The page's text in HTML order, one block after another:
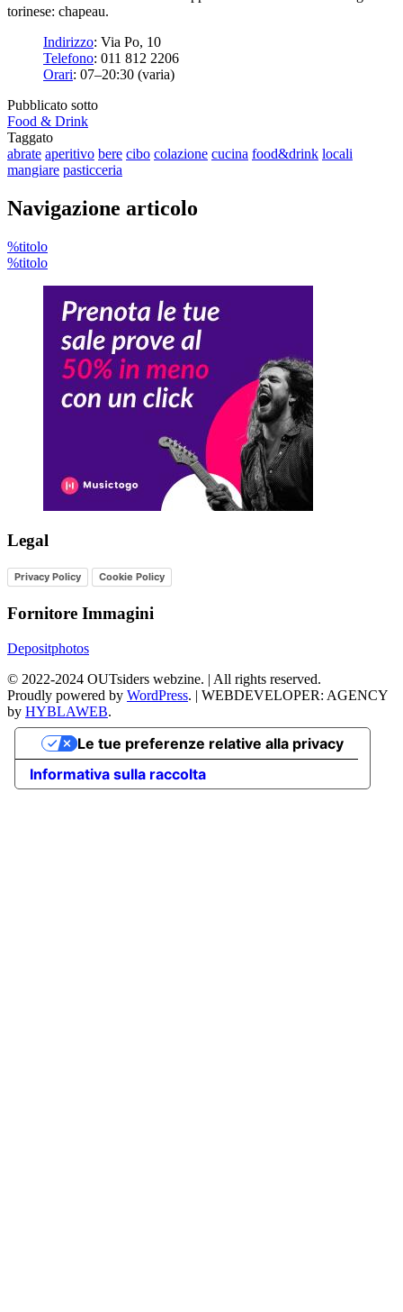
torinese: chapeau.
Indirizzo: Via Po, 10
Telefono: 011 812 2206
Orari: 07–20:30 (varia)
Pubblicato sotto
Food & Drink
Taggato
abrate aperitivo bere cibo colazione cucina food&drink locali
mangiare pasticceria
Navigazione articolo
%titolo
%titolo
Legal
Privacy Policy Cookie Policy
Fornitore Immagini
Depositphotos
© 2022-2024 OUTsiders webzine. | All rights reserved.
Proudly powered by WordPress. | WEBDEVELOPER: AGENCY
by HYBLAWEB.
Informativa sulla raccolta
Le tue preferenze relative alla privacy